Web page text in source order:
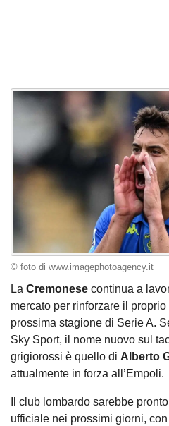
© foto di www.imagephotoagency.it
La Cremonese continua a
mercato per rinforzare il
prossima stagione di Serie A.
Sky Sport, il nome nuovo sul
grigiorossi è quello di Alberto
attualmente in forza all’Empoli.
Il club lombardo sarebbe
ufficiale nei prossimi giorni,